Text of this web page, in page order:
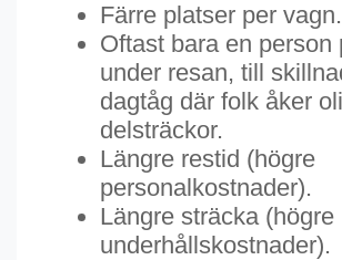
Färre platser per vagn.
Oftast bara en person
under resan, till
dagtåg där folk åker
delsträckor.
Längre restid (högre
personalkostnader).
Längre sträcka (högre
underhållskostnader).